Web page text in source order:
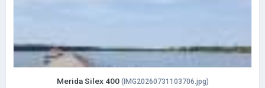
Merida Silex 400 (IMG20260731103706.jpg)